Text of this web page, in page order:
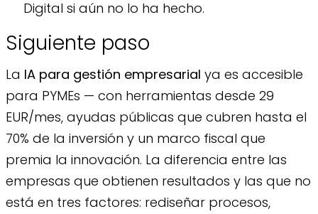
Digital si aún no lo ha hecho.
Siguiente paso
La IA para gestión empresarial ya es accesible
para PYMEs — con herramientas desde 29
EUR/mes, ayudas públicas que cubren hasta el
70% de la inversión y un marco fiscal que
premia la innovación. La diferencia entre las
empresas que obtienen resultados y las que no
está en tres factores: rediseñar procesos,